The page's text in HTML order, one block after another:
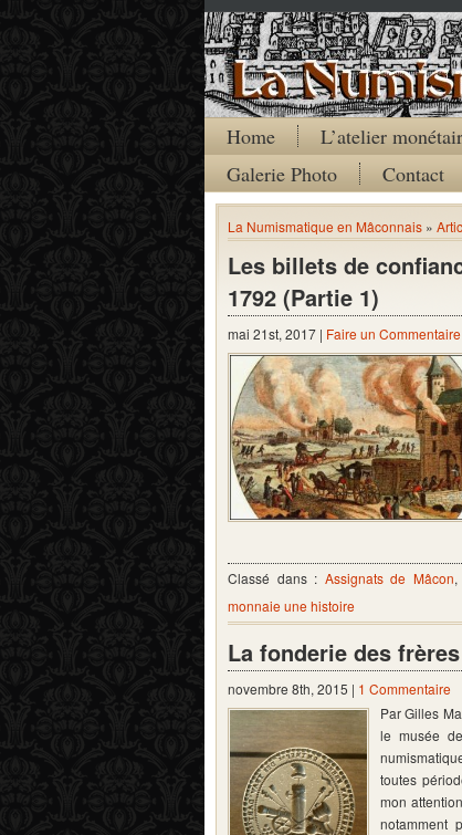
Home L’atelier
Galerie Photo
Contact
La Numismatique en Mâconnais »
Les billets de
1792 (Partie 1)
mai 21st, 2017 | Faire un Commentaire
Classé dans : Assignats de Mâcon,
monnaie une histoire
La fonderie des
novembre 8th, 2015 | 1 Commentaire
Par Gilles
le musée
toutes
mon
notamment